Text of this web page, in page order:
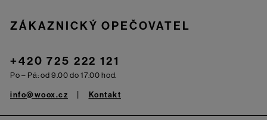
ZÁKAZNICKÝ OPEČOVATEL
+420 725 222 121
Po – Pá: od 9.00 do 17.00 hod.
info@woox.cz Kontakt